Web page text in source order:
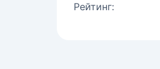
Рейтинг: